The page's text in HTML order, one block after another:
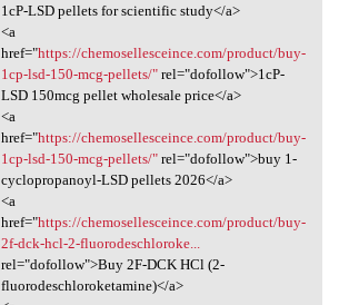
1cP-LSD pellets for scientific study</a>
<a
href="https://chemosellesceince.com/product/buy-
1cp-lsd-150-mcg-pellets/"rel="dofollow">1cP-
LSD 150mcg pellet wholesale price</a>
<a
href="https://chemosellesceince.com/product/buy-
1cp-lsd-150-mcg-pellets/"rel="dofollow">buy 1-
cyclopropanoyl-LSD pellets 2026</a>
<a
href="https://chemosellesceince.com/product/buy-
2f-dck-hcl-2-fluorodeschloroke...
rel="dofollow">Buy 2F-DCK HCl (2-
fluorodeschloroketamine)</a>